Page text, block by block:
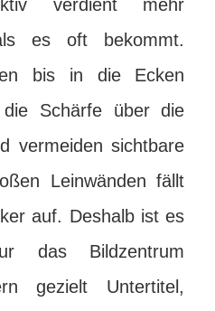
verdient mehr
es oft bekommt.
bis in die Ecken
Schärfe über die
vermeiden sichtbare
Leinwänden fällt
auf. Deshalb ist es
das Bildzentrum
gezielt Untertitel,